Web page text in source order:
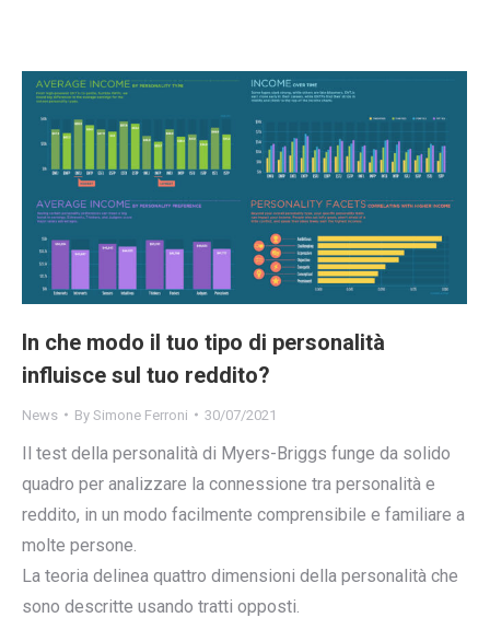
In che modo il tuo tipo di personalità
influisce sul tuo reddito?
News By Simone Ferroni 30/07/2021
Il test della personalità di Myers-Briggs funge da solido
quadro per analizzare la connessione tra personalità e
reddito, in un modo facilmente comprensibile e familiare a
molte persone.
La teoria delinea quattro dimensioni della personalità che
sono descritte usando tratti opposti.